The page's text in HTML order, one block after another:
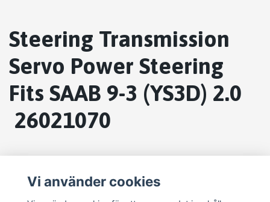
Steering Transmission
Servo Power Steering
Fits SAAB 9-3 (YS3D) 2.0
26021070
Vi använder cookies